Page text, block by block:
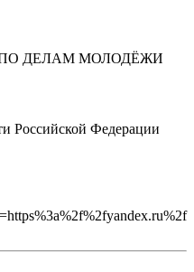
ДЕЛАМ МОЛОДЁЖИ
Российской Федерации